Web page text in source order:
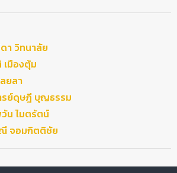
า วิทนาลัย
เมืองตุ้ม
ยลา
รย์ดุษฎี บุญธรรม
น ไมตรัตน์
จอมกิตติชัย